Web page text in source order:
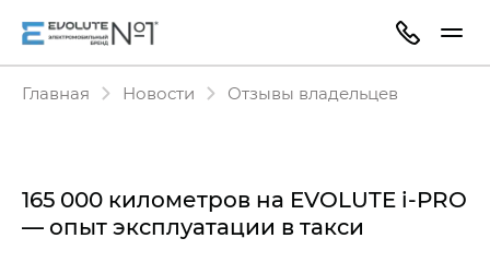
Главная Новости Отзывы владельцев
165 000 километров на EVOLUTE i‑PRO
— опыт эксплуатации в такси